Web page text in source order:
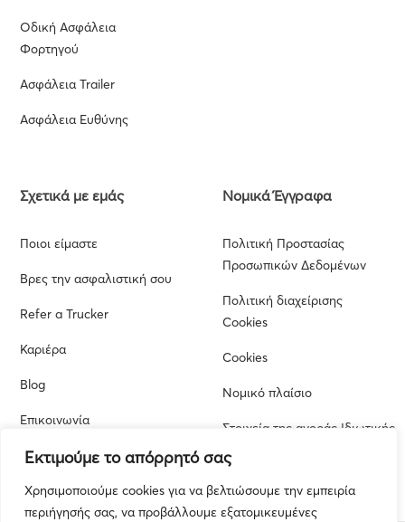
Εκτιμούμε το απόρρητό σας
Χρησιμοποιούμε cookies για να βελτιώσουμε την εμπειρία
περιήγησής σας, να προβάλλουμε εξατομικευμένες
Οδική Ασφάλεια
Φορτηγού
Ασφάλεια Trailer
Ασφάλεια Ευθύνης
Σχετικά με εμάς
Ποιοι είμαστε
Βρες την ασφαλιστική σου
Refer a Trucker
Καριέρα
Blog
Επικοινωνία
Νομικά Έγγραφα
Πολιτική Προστασίας
Προσωπικών Δεδομένων
Πολιτική διαχείρισης
Cookies
Cookies
Νομικό πλαίσιο
Στοιχεία της αγοράς Ιδιωτικής
Αρχή